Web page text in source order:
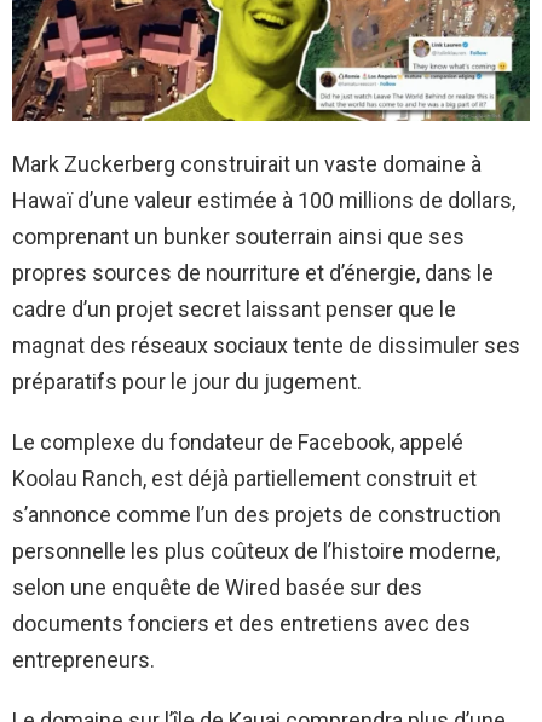
Mark Zuckerberg construirait un vaste domaine à
Hawaï d’une valeur estimée à 100 millions de dollars,
comprenant un bunker souterrain ainsi que ses
propres sources de nourriture et d’énergie, dans le
cadre d’un projet secret laissant penser que le
magnat des réseaux sociaux tente de dissimuler ses
préparatifs pour le jour du jugement.
Le complexe du fondateur de Facebook, appelé
Koolau Ranch, est déjà partiellement construit et
s’annonce comme l’un des projets de construction
personnelle les plus coûteux de l’histoire moderne,
selon une enquête de Wired basée sur des
documents fonciers et des entretiens avec des
entrepreneurs.